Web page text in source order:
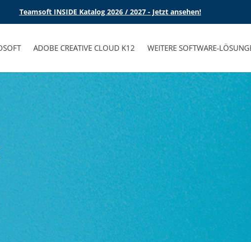
ADOBE CREATIVE CLOUD K12 WEITERE SOFTWARE-
Teamsoft INSIDE Katalog 2026 / 2027 - Jetzt ansehen!